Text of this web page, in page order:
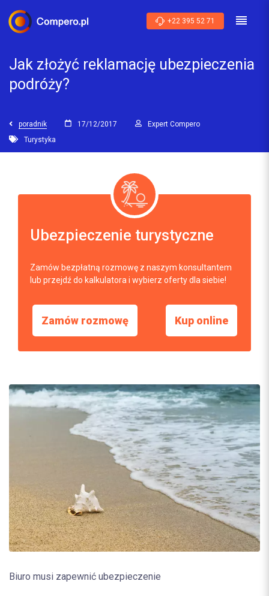
+22 395 52 71
Jak złożyć reklamację ubezpieczenia
podróży?
poradnik 17/12/2017
Expert Compero
Turystyka
Ubezpieczenie turystyczne
Zamów bezpłatną rozmowę z naszym konsultantem
lub przejdź do kalkulatora i wybierz oferty dla siebie!
Zamów rozmowę Kup online
Biuro musi zapewnić ubezpieczenie